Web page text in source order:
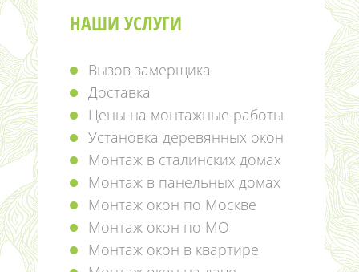
НАШИ УСЛУГИ
Вызов замерщика
Доставка
Цены на монтажные работы
Установка деревянных окон
Монтаж в сталинских домах
Монтаж в панельных домах
Монтаж окон по Москве
Монтаж окон по МО
Монтаж окон в квартире